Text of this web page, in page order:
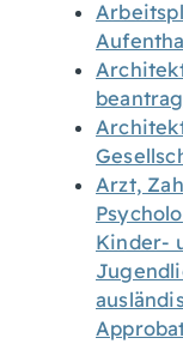
Arzt,
Kinder-